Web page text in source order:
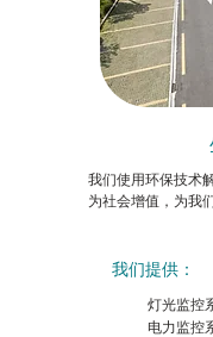
我们使用环保技术
为社会增值，为我
我们提供：
灯光监控
电力监控